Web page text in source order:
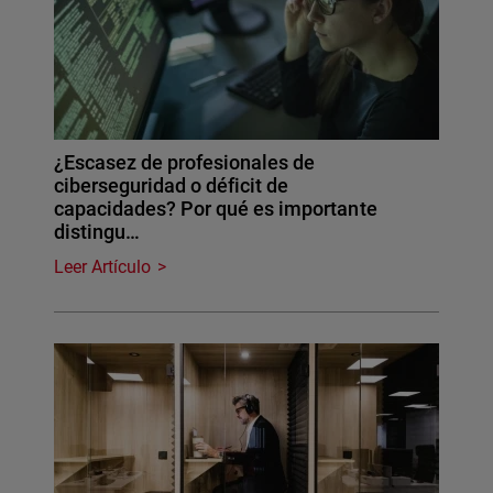
¿Escasez de profesionales de
ciberseguridad o déficit de
capacidades? Por qué es importante
distingu…
Leer Artículo